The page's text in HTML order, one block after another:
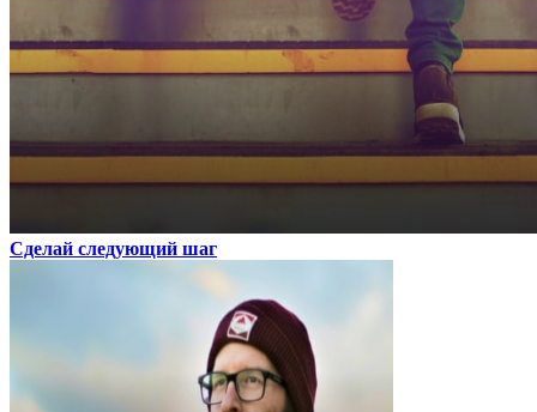
Сделай следующий шаг